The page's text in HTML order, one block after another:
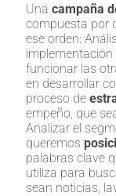
Una campaña
compuesta por
ese orden:
implementación
funcionar las
en desarrollar
proceso de
empeño, que
Analizar el
queremos
palabras clave
utiliza para
sean noticias,